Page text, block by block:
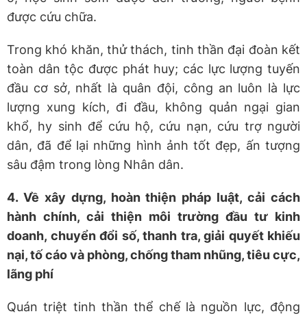
được cứu chữa.
Trong khó khăn, thử thách, tinh thần đại đoàn kết
toàn dân tộc được phát huy; các lực lượng tuyến
đầu cơ sở, nhất là quân đội, công an luôn là lực
lượng xung kích, đi đầu, không quản ngại gian
khổ, hy sinh để cứu hộ, cứu nạn, cứu trợ người
dân, đã để lại những hình ảnh tốt đẹp, ấn tượng
sâu đậm trong lòng Nhân dân.
4. Về xây dựng, hoàn thiện pháp luật, cải cách
hành chính, cải thiện môi trường đầu tư kinh
doanh, chuyển đổi số, thanh tra, giải quyết khiếu
nại, tố cáo và phòng, chống tham nhũng, tiêu cực,
lãng phí
Quán triệt tinh thần thể chế là nguồn lực, động